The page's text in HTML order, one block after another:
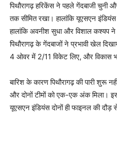
पिथौरागढ़ हरिकेंस ने पहले गेंदबाजी
तक सीमित रखा। हालांकि यूएसएन
हालांकि अवनीश सुधा और विशाल कश्यप ने
पिथौरागढ़ के गेंदबाजों ने प्रभावी खेल
4 ओवर में 2/11 विकेट लिए, और विकास
बारिश के कारण पिथौरागढ़ की पारी शुरू
और दोनों टीमों को एक-एक अंक मिला।
यूएसएन इंडियंस दोनों ही फाइनल की दौड़